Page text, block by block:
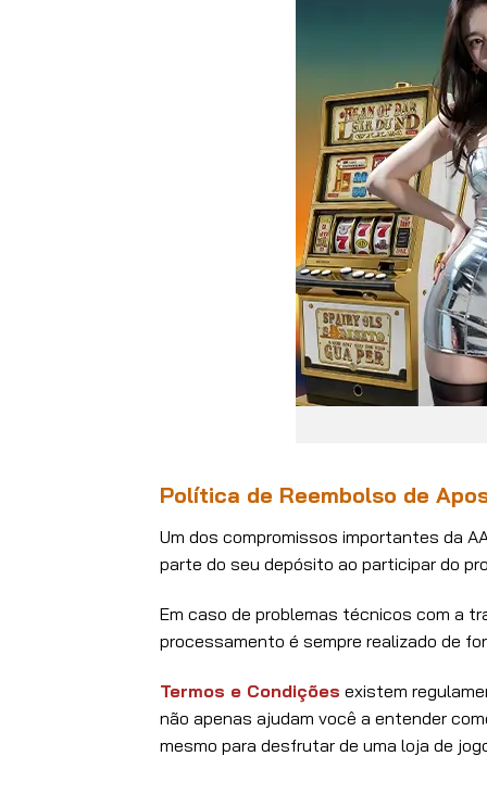
Política de Reembolso de
Um dos compromissos importantes da
parte do seu depósito ao participar do
Em caso de problemas técnicos com a
processamento é sempre realizado de
Termos e Condições existem
não apenas ajudam você a entender
mesmo para desfrutar de uma loja de